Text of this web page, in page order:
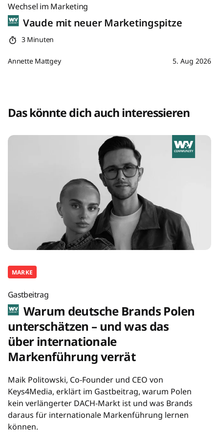
Wechsel im Marketing
Vaude mit neuer Marketingspitze
3 Minuten
Annette Mattgey 5. Aug 2026
Das könnte dich auch interessieren
MARKE
Gastbeitrag
Warum deutsche Brands Polen
unterschätzen – und was das
über internationale
Markenführung verrät
Maik Politowski, Co-Founder und CEO von
Keys4Media, erklärt im Gastbeitrag, warum Polen
kein verlängerter DACH-Markt ist und was Brands
daraus für internationale Markenführung lernen
können.